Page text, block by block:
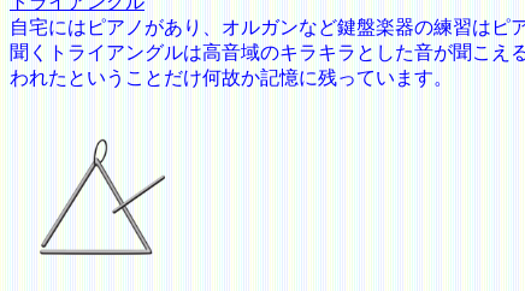
自宅にはピアノがあり、オルガンなど鍵盤楽器の練習は
聞くトライアングルは高音域のキラキラとした音が聞こ
われたということだけ何故か記憶に残っています。